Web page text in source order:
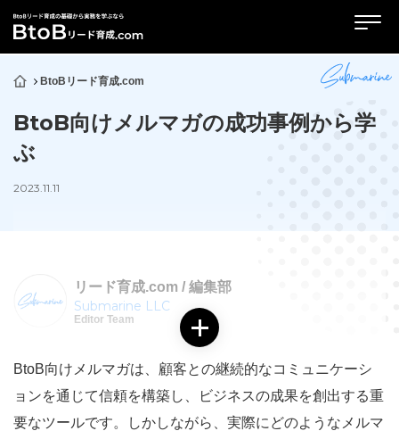
BtoBリード育成.com
BtoB向けメルマガの成功事例から学
ぶ
2023.11.11
リード育成.com / 編集部
Submarine LLC
Editor Team
BtoB向けメルマガは、顧客との継続的なコミュニケーシ
ョンを通じて信頼を構築し、ビジネスの成果を創出する重
要なツールです。しかしながら、実際にどのようなメルマ